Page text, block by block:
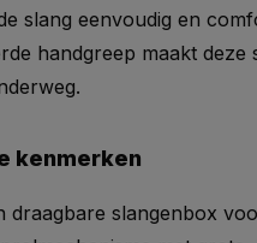
slang eenvoudig en
handgreep maakt
kenmerken
draagbare slangenbox